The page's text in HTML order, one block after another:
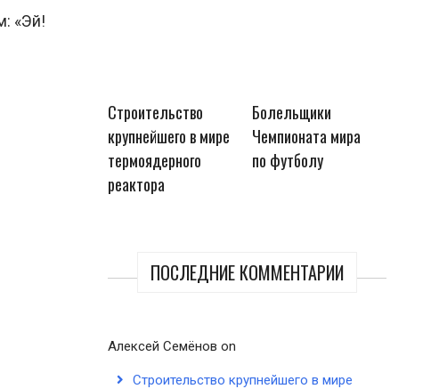
Строительство
крупнейшего в мире
термоядерного
реактора
Болельщики
Чемпионата мира
по футболу
ПОСЛЕДНИЕ КОММЕНТАРИИ
Алексей Семёнов on
Строительство крупнейшего в мире
«Эй!